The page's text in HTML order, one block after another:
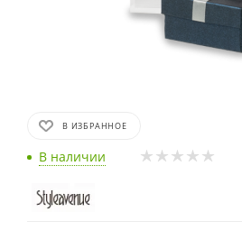
В ИЗБРАННОЕ
В наличии